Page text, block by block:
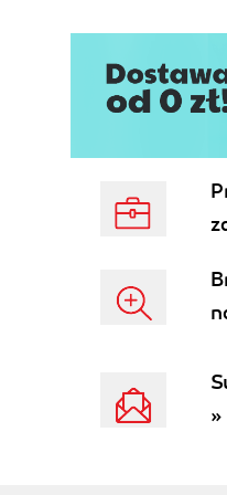
Procedury (64)
Funkcje (64)
Pakiety (64)
Wyzwalacze
Powiązania
Segmenty,
Perspektywy
Obszary
Możliwości
Użycie
»